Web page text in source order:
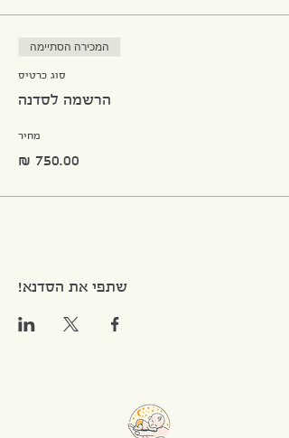
המכירה הסתיימה
סוג כרטיס
הרשמה לסדנה
מחיר
שתפי את הסדנא!